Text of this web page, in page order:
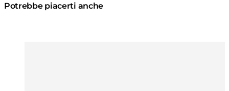
Potrebbe piacerti anche